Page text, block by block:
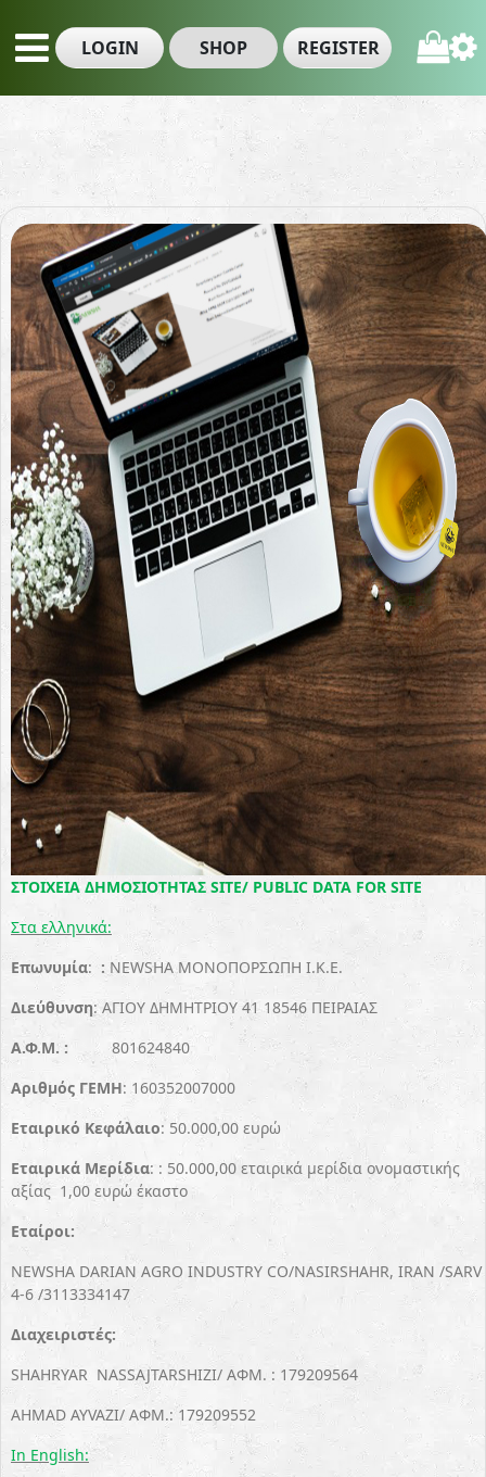
LOGIN SHOP REGISTER
ΣΤΟΙΧΕΙΑ ΔΗΜΟΣΙΟΤΗΤΑΣ SITE/ PUBLIC DATA FOR SITE
Στα ελληνικά:
Επωνυμία: : NEWSHA ΜΟΝΟΠΟΡΣΩΠΗ Ι.Κ.Ε.
Διεύθυνση: ΑΓΙΟΥ ΔΗΜΗΤΡΙΟΥ 41 18546 ΠΕΙΡΑΙΑΣ
Α.Φ.Μ. :801624840
Αριθμός ΓΕΜΗ: 160352007000
Εταιρικό Κεφάλαιο: 50.000,00 ευρώ
Εταιρικά Μερίδια: : 50.000,00 εταιρικά μερίδια ονομαστικής
αξίας 1,00 ευρώ έκαστο
Εταίροι:
NEWSHA DARIAN AGRO INDUSTRY CO/NASIRSHAHR, ΙRΑΝ /SARV
4-6 /3113334147
Διαχειριστές:
SHAHRYAR NASSAJTARSHIZI/ ΑΦΜ. : 179209564
AHMAD AYVAZI/ ΑΦΜ.: 179209552
In English: